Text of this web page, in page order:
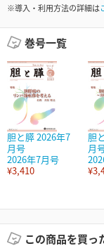
※導入・利用方法の詳細は
巻号一覧
胆と膵 2026年7
月号
2026年7月号
¥3,410
胆
月
この商品を買っ